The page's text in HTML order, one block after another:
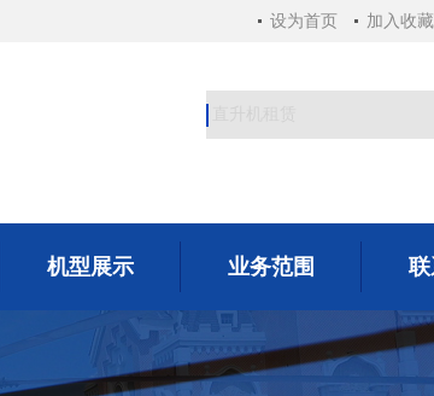
设为首页 加入收藏
机型展示 业务范围 联